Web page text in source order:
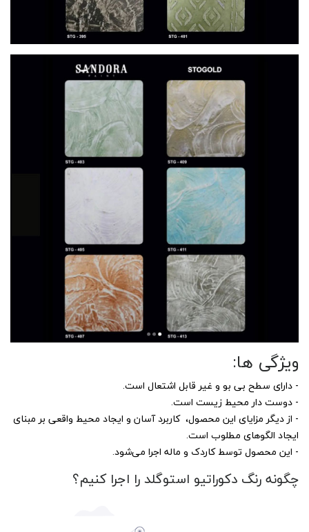
ویژگى ها:
- داراى سطح بى بو و غیر قابل اشتعال است.
- دوست دار محیط زیست است.
- از دیگر مزایاى این محصول، کاربرد آسان و ایجاد محیط واقعى بر مبناى
ایجاد الگوهای مطلوب است.
- این محصول توسط کاردک و ماله اجرا می‌شود.
چگونه رنگ دکوراتیو استوگلد را اجرا کنیم؟